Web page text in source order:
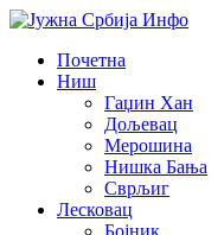
Почетна
Ниш
Гаџин Хан
Дољевац
Мерошина
Нишка Бања
Сврљиг
Лесковац
Бојник